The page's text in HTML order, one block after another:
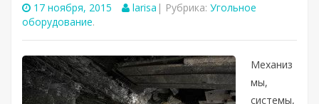
17 ноября, 2015 larisa | Рубрика: Угольное
оборудование.
Механиз
мы,
системы,